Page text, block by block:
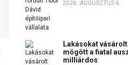
2026. AUGUSZTUS 6.
Lakásokat
mögött a fiatal
milliárdos